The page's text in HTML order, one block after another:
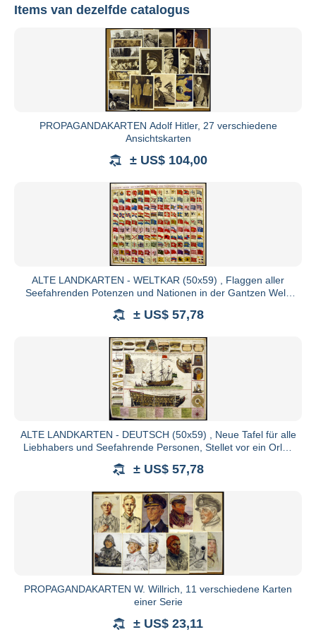
Bekijk alle catalogi
Telefon: +49 (0)4346 366 900
Fax: +49 (0)4346 366 9011
Die Vertragssprache ist Deutsch. Die
von schriftlichen oder fernmündlichen Geboten. Alle
versteigert. Der Versteigerer behält sich vor,
Den Zuschlag erhält der Meistbietende Interesse
Gebot, wenn kein Gegengebot vorliegt, zum
Mindestgebot bei diesen Losen beträgt EUR 10,-.
Zuschlag zu verweigern, Lose zurückzuziehen,
Die Mindeststeigerung beträgt: bis EURO 100,-
10,-; ab EURO 500,- EURO 20,-; ab EURO 1.000,-
EURO 200,-; ab EURO 10.000,- EURO 500,-; ab
Gebote wie "bestens", "auf jeden Fall" oder
Items van dezelfde catalogus
PROPAGANDAKARTEN Adolf Hitler, 27 verschiedene
Ansichtskarten
± US$ 104,00
ALTE LANDKARTEN - WELTKAR (50x59) , Flaggen aller
Seefahrenden Potenzen und Nationen in der Gantzen Welt,
± US$ 57,78
ALTE LANDKARTEN - DEUTSCH (50x59) , Neue Tafel für alle
Liebhabers und Seefahrende Personen, Stellet vor ein Orlog
± US$ 57,78
PROPAGANDAKARTEN W. Willrich, 11 verschiedene Karten
einer Serie
± US$ 23,11